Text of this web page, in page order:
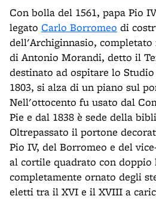
Con bolla del 1561, papa Pio
legato Carlo Borromeo di
dell'Archiginnasio, completato
di Antonio Morandi, detto il
destinato ad ospitare lo
1803, si alza di un piano sul
Nell'ottocento fu usato dal
Pie e dal 1838 è sede della
Oltrepassato il portone
Pio IV, del Borromeo e del
al cortile quadrato con doppio
completamente ornato degli
eletti tra il XVI e il XVIII a